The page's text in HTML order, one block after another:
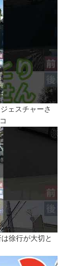
ェスチャーさ
徐行が大切と